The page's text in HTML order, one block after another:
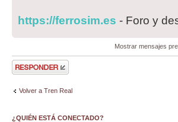
https://ferrosim.es - Foro y
Mostrar mensajes
Publicar una
respuesta
Volver a Tren Real
¿QUIÉN ESTÁ CONECTADO?